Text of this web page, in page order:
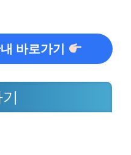
바로가기